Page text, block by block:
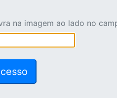
na imagem ao lado no